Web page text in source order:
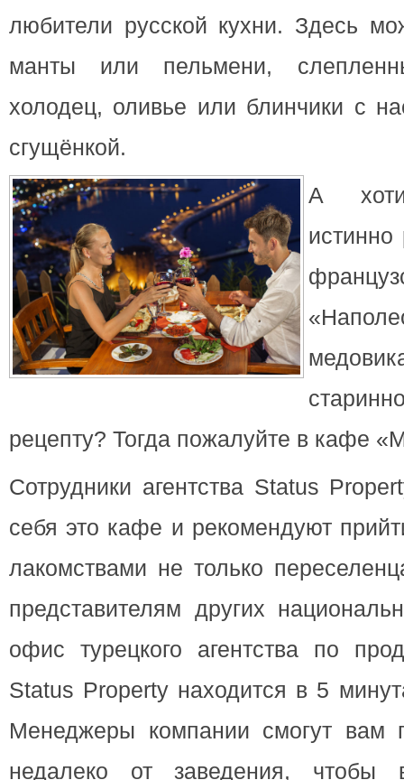
любители русской кухни. Здесь
манты или пельмени,
холодец, оливье или блинчики с
сгущёнкой.
А
истинно
рецепту? Тогда пожалуйте в кафе
Сотрудники агентства Status
себя это кафе и рекомендуют
лакомствами не только
представителям других
офис турецкого агентства по
Status Property находится в 5
Менеджеры компании смогут вам
недалеко от заведения,